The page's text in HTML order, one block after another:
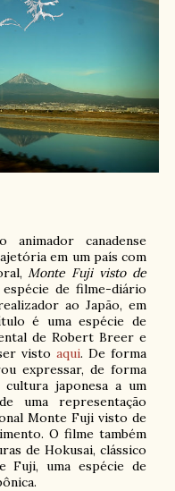
animador canadense
em um país com
Monte Fuji visto de
de filme-diário
ao Japão, em
é uma espécie de
de Robert Breer e
visto aqui. De forma
expressar, de forma
japonesa a um
uma representação
Monte Fuji visto de
O filme também
de Hokusai, clássico
Fuji, uma espécie de